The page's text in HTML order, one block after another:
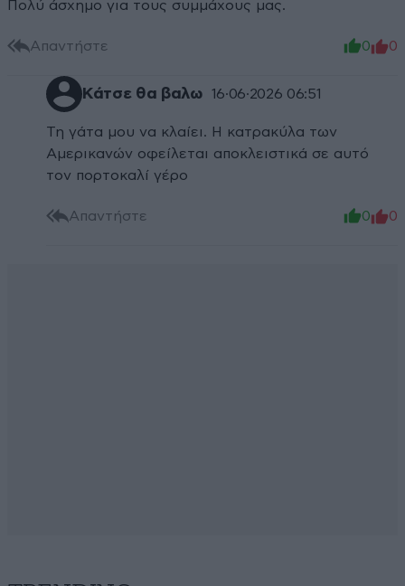
Πολύ άσχημο για τους συμμάχους μας.
Απαντήστε 0 0
Κάτσε θα βαλω 16·06·2026 06:51
Τη γάτα μου να κλαίει. Η κατρακύλα των
Αμερικανών οφείλεται αποκλειστικά σε αυτό
τον πορτοκαλί γέρο
Απαντήστε 0 0